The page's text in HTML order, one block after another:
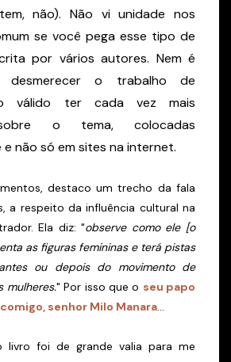
não). Não vi unidade nos
se você pega esse tipo de
por vários autores. Nem é
desmerecer o trabalho de
válido ter cada vez mais
o tema, colocadas
não só em sites na internet.
destaco um trecho da fala
a respeito da influência cultural na
Ela diz: "observe como ele [o
as figuras femininas e terá pistas
ou depois do movimento de
mulheres." Por isso que o seu papo
senhor Milo Manara
livro foi de grande valia para me